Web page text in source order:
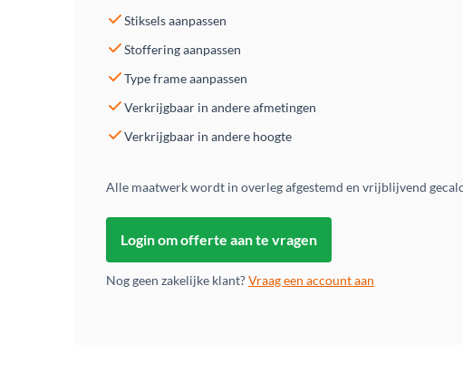
Stiksels aanpassen
Stoffering aanpassen
Type frame aanpassen
Verkrijgbaar in andere afmetingen
Verkrijgbaar in andere hoogte
Alle maatwerk wordt in overleg afgestemd en vrijblijvend
Login om offerte aan te vragen
Nog geen zakelijke klant?Vraag een account aan